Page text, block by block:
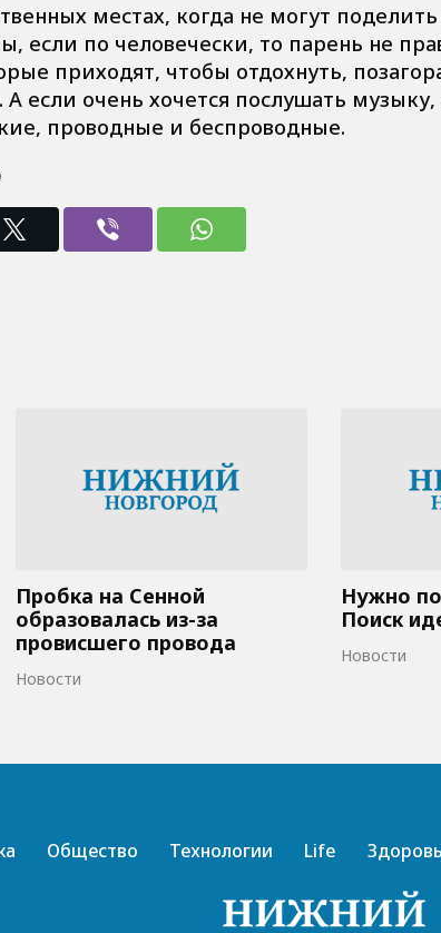
местах, когда не могут
если по человечески, то парень не
приходят, чтобы отдохнуть,
если очень хочется послушать музыку,
проводные и беспроводные.
Пробка на Сенной
образовалась из-за
провисшего провода
Новости
Нужно
Поиск
Новости
Общество Технологии Life